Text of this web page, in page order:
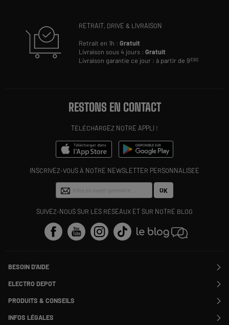
RETRAIT, DRIVE & LIVRAISON
Retrait en 1h :Gratuit
Livraison sous 4 jours :Gratuit
Livraison garantie ce jour : à partir de 9€90
RESTONS EN CONTACT
TÉLÉCHARGEZ NOTRE APPLI !
INSCRIVEZ-VOUS À NOTRE NEWSLETTER PERSONNALISÉE
OK
SUIVEZ-NOUS SUR LES RÉSEAUX ET SUR NOTRE BLOG
BESOIN D'AIDE
Suivre ma commande
Modifier ou annuler ma commande
SAV
Payer en plusieurs fois
ELECTRO DEPOT
Rejoignez-nous !
PRODUITS & CONSEILS
Nos marques
Les avis du site
INFOS LÉGALES